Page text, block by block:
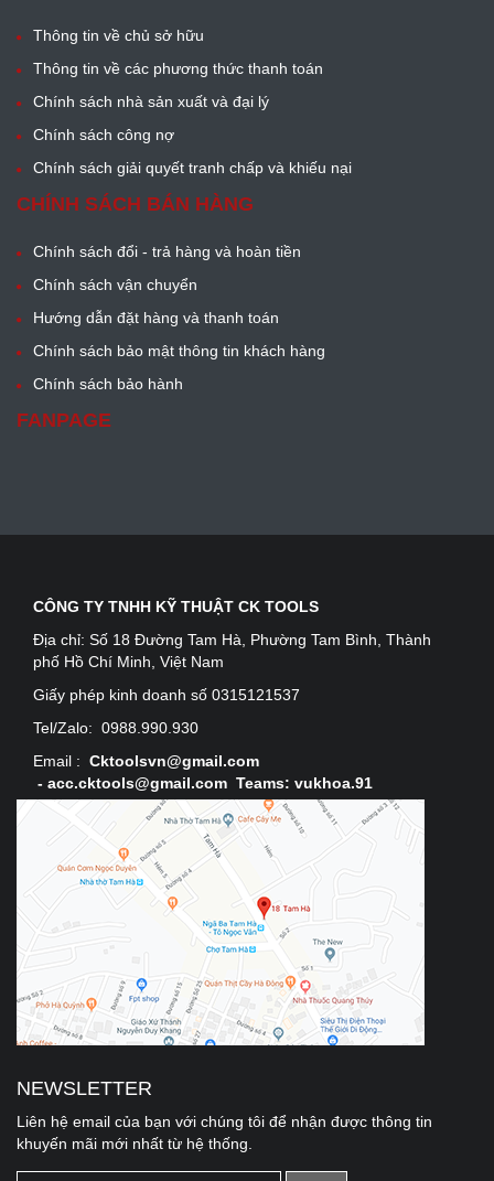
Thông tin về chủ sở hữu
Thông tin về các phương thức thanh toán
Chính sách nhà sản xuất và đại lý
Chính sách công nợ
Chính sách giải quyết tranh chấp và khiếu nại
CHÍNH SÁCH BÁN HÀNG
Chính sách đổi - trả hàng và hoàn tiền
Chính sách vận chuyển
Hướng dẫn đặt hàng và thanh toán
Chính sách bảo mật thông tin khách hàng
Chính sách bảo hành
FANPAGE
CÔNG TY TNHH KỸ THUẬT CK TOOLS
Địa chỉ: Số 18 Đường Tam Hà, Phường Tam Bình, Thành
phố Hồ Chí Minh, Việt Nam
Giấy phép kinh doanh số 0315121537
Tel/Zalo: 0988.990.930
Email : Cktoolsvn@gmail.com
- acc.cktools@gmail.com Teams: vukhoa.91
NEWSLETTER
Liên hệ email của bạn với chúng tôi để nhận được thông tin
khuyến mãi mới nhất từ hệ thống.